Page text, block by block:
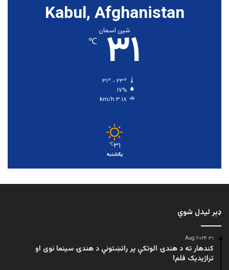
Kabul, Afghanistan
شین اسمان
۳۱ ℃
۱۷%
۳.۱۸ km/h
۳۱℃
یکشنبه
ډېر لیدل شوي
۳۱ Aug ۲۰۲۴
کندهار ته د هندۍ الوتکې پر راتښتونې د هندۍ سینما نوی او
تراژيديک فلم!